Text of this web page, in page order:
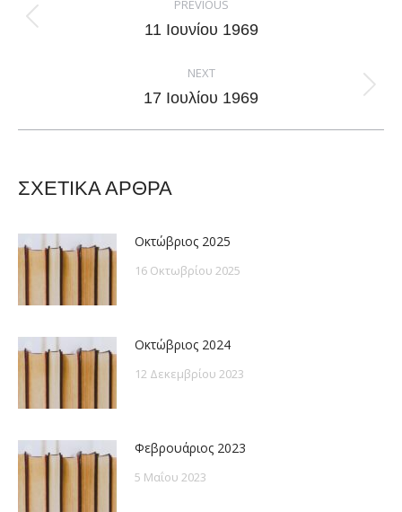
navigation
PREVIOUS
Previous
11 Ιουνίου 1969
NEXT
Next
17 Ιουλίου 1969
ΣΧΕΤΙΚΑ ΑΡΘΡΑ
Οκτώβριος 2025
16 Οκτωβρίου 2025
Οκτώβριος 2024
12 Δεκεμβρίου 2023
Φεβρουάριος 2023
5 Μαΐου 2023